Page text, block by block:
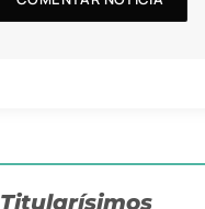
Titularísimos